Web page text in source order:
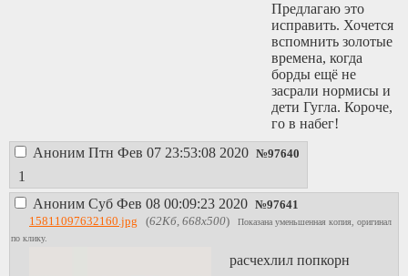
Предлагаю это
исправить. Хочется
вспомнить золотые
времена, когда
борды ещё не
засрали нормисы и
дети Гугла. Короче,
го в набег!
Аноним Птн Фев 07 23:53:08 2020 №97640
1
Аноним Суб Фев 08 00:09:23 2020 №97641
15811097632160.jpg (62Кб, 668x500)
Показана уменьшенная копия, оригинал
по клику.
расчехлил попкорн